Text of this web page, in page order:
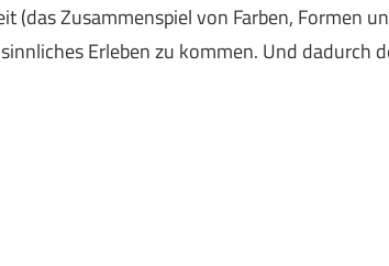
(das Zusammenspiel von Farben, Formen
Erleben zu kommen. Und dadurch